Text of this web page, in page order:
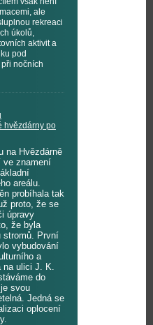
ale
rekreaci
úkolů,
aktivit a
pod
nočních
hvězdárny po
na Hvězdárně
ve znamení
areálu.
probíhala tak
proto, že se
úpravy
že byla
stromů. První
vybudování
a
na ulici J. K.
do
svou
Jedná se
oplocení